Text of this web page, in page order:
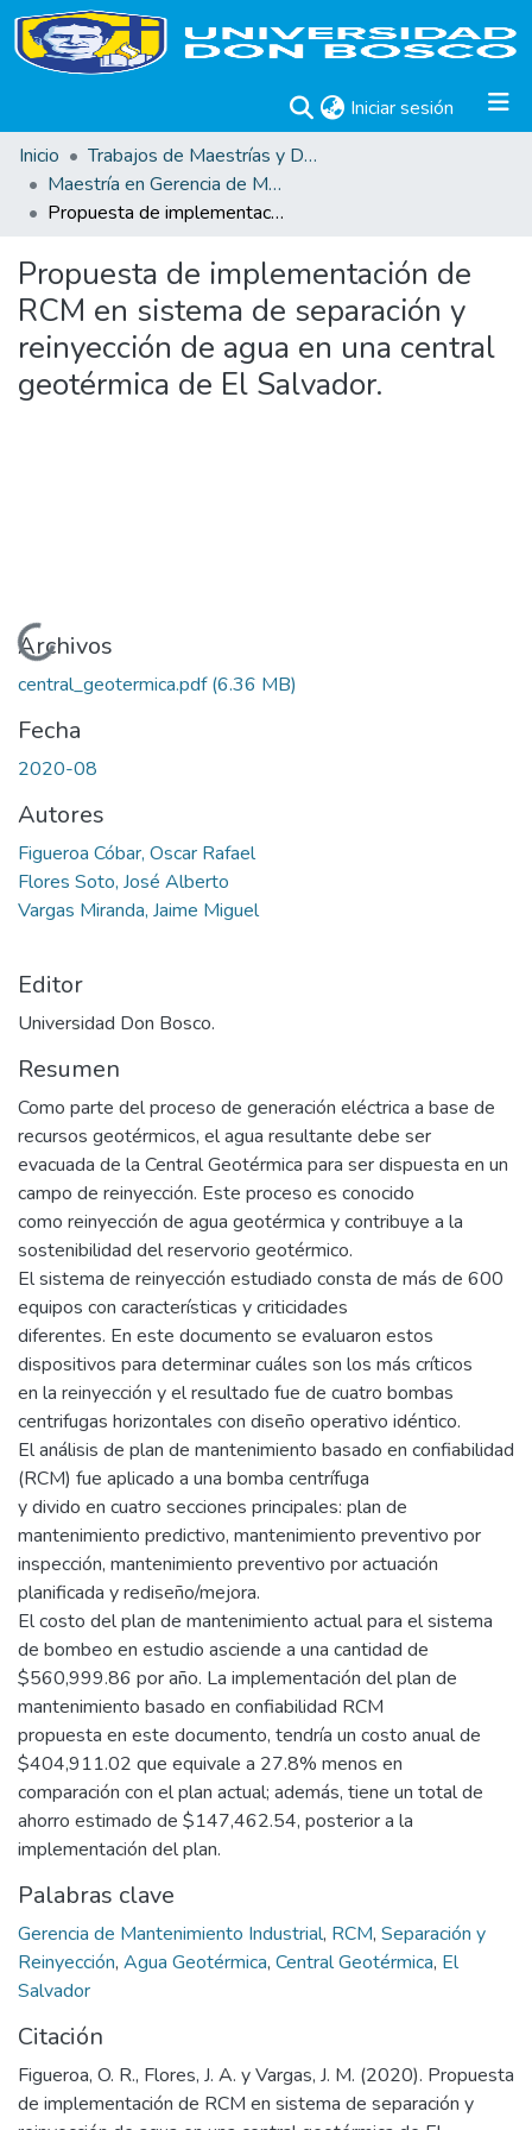
Iniciar sesión (current)
Inicio
Trabajos de Maestrías y Doctorados
Maestría en Gerencia de Mantenimiento Industrial
Propuesta de implementación de RCM en sistema de separación y reinyección de agua en una central geotérmica de El Salvador.
Propuesta de implementación de
RCM en sistema de separación y
reinyección de agua en una central
geotérmica de El Salvador.
Cargando...
Archivos
central_geotermica.pdf(6.36 MB)
Fecha
2020-08
Autores
Figueroa Cóbar, Oscar Rafael
Flores Soto, José Alberto
Vargas Miranda, Jaime Miguel
Editor
Universidad Don Bosco.
Resumen
Como parte del proceso de generación eléctrica a base de
recursos geotérmicos, el agua resultante debe ser
evacuada de la Central Geotérmica para ser dispuesta en un
campo de reinyección. Este proceso es conocido
como reinyección de agua geotérmica y contribuye a la
sostenibilidad del reservorio geotérmico.
El sistema de reinyección estudiado consta de más de 600
equipos con características y criticidades
diferentes. En este documento se evaluaron estos
dispositivos para determinar cuáles son los más críticos
en la reinyección y el resultado fue de cuatro bombas
centrifugas horizontales con diseño operativo idéntico.
El análisis de plan de mantenimiento basado en confiabilidad
(RCM) fue aplicado a una bomba centrífuga
y divido en cuatro secciones principales: plan de
mantenimiento predictivo, mantenimiento preventivo por
inspección, mantenimiento preventivo por actuación
planificada y rediseño/mejora.
El costo del plan de mantenimiento actual para el sistema
de bombeo en estudio asciende a una cantidad de
$560,999.86 por año. La implementación del plan de
mantenimiento basado en confiabilidad RCM
propuesta en este documento, tendría un costo anual de
$404,911.02 que equivale a 27.8% menos en
comparación con el plan actual; además, tiene un total de
ahorro estimado de $147,462.54, posterior a la
implementación del plan.
Palabras clave
Gerencia de Mantenimiento Industrial, RCM, Separación y
Reinyección, Agua Geotérmica, Central Geotérmica, El
Salvador
Citación
Figueroa, O. R., Flores, J. A. y Vargas, J. M. (2020). Propuesta
de implementación de RCM en sistema de separación y